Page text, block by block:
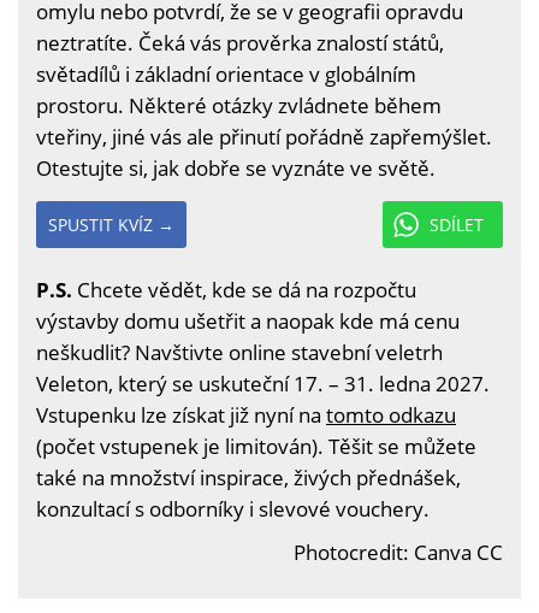
omylu nebo potvrdí, že se v geografii opravdu
neztratíte. Čeká vás prověrka znalostí států,
světadílů i základní orientace v globálním
prostoru. Některé otázky zvládnete během
vteřiny, jiné vás ale přinutí pořádně zapřemýšlet.
Otestujte si, jak dobře se vyznáte ve světě.
SDÍLET
SPUSTIT KVÍZ →
P.S. Chcete vědět, kde se dá na rozpočtu
výstavby domu ušetřit a naopak kde má cenu
neškudlit? Navštivte online stavební veletrh
Veleton, který se uskuteční 17. – 31. ledna 2027.
Vstupenku lze získat již nyní na tomto odkazu
(počet vstupenek je limitován). Těšit se můžete
také na množství inspirace, živých přednášek,
konzultací s odborníky i slevové vouchery.
Photocredit: Canva CC